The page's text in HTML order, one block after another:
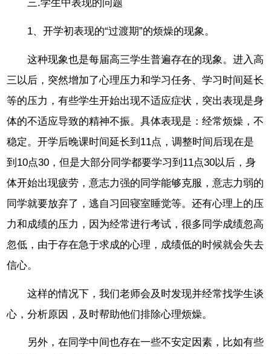
三.学生中表现的问题
1、开学初表现的“过渡期”的烦燥的现象。
这种现象也是每届高三学生普遍存在的现象。进入高
三以后，突然增加了心理压力和学习任务、学习时间延长
等的压力，有些学生开始出现不适应症状，突出表现是身
体的不适应导致的精神不振。具体表现是：经常烦燥，不
稳定。开学后晚课时间延长到11点，调整时间后现在是
到10点30，但是大部分同学都要学习到11点30以后，身
体开始出现疲劳，意志力强的同学能够克服，意志力弱的
同学就要放弃了，逃自习回寝室睡觉等。还有心理上的压
力和成绩的压力，因为经常进行考试，很多同学成绩忽高
忽低，由于存在急于求成的心理，成绩低的时候就会失去
信心。
这样的情况下，我们老师会及时发现并经常找学生谈
心，分析原因，及时帮助他们排除心理烦燥。
另外，在同学中间也存在一些不安定因素，比如有些